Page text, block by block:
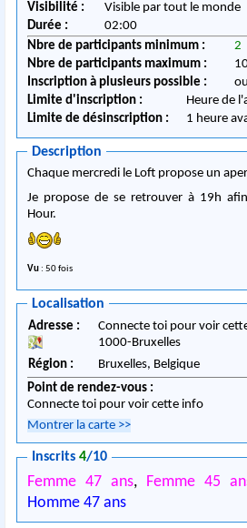
Visibilité :
Visible par tout le monde
Durée :
02:00
Nbre de participants minimum :
2
Nbre de participants maximum :
Inscription à plusieurs possible :
Limite d'inscription :
Heure de
Limite de désinscription :
1 heure
Description
Chaque mercredi le Loft propose un
Je propose de se retrouver à 19h
Hour.
Vu : 50 fois
Localisation
Adresse :
Connecte toi pour voir
1000-Bruxelles
Région :
Bruxelles, Belgique
Point de rendez-vous :
Connecte toi pour voir cette info
Montrer la carte >>
Inscrits4/10
Femme 47 ans, Femme 45
Homme 47 ans